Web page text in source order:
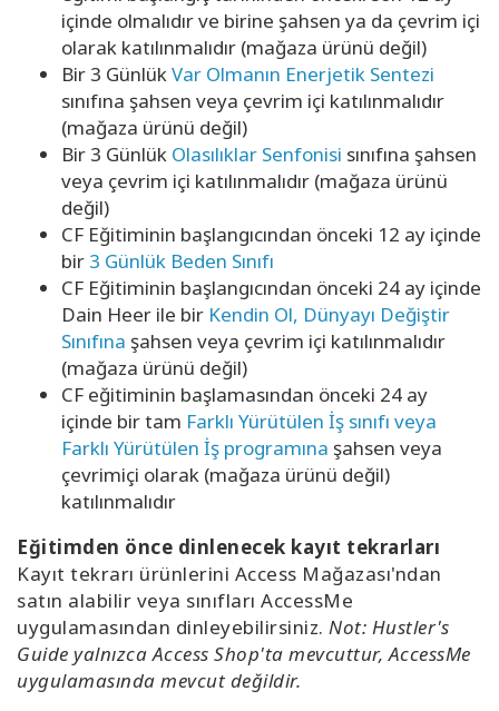
içinde olmalıdır ve birine şahsen ya da çevrim içi
olarak katılınmalıdır (mağaza ürünü değil)
Bir 3 GünlükVar Olmanın Enerjetik Sentezi
sınıfına şahsen veya çevrim içi katılınmalıdır
(mağaza ürünü değil)
Bir 3 Günlük Olasılıklar Senfonisi sınıfına şahsen
veya çevrim içi katılınmalıdır (mağaza ürünü
değil)
CF Eğitiminin başlangıcından önceki 12 ay içinde
bir 3 Günlük Beden Sınıfı
CF Eğitiminin başlangıcından önceki 24 ay içinde
Dain Heer ile bir Kendin Ol, Dünyayı Değiştir
Sınıfına şahsen veya çevrim içi katılınmalıdır
(mağaza ürünü değil)
CF eğitiminin başlamasından önceki 24 ay
içinde bir tam Farklı Yürütülen İş sınıfı veya
Farklı Yürütülen İş programına şahsen veya
çevrimiçi olarak (mağaza ürünü değil)
katılınmalıdır
Eğitimden önce dinlenecek kayıt tekrarları
Kayıt tekrarı ürünlerini Access Mağazası'ndan
satın alabilir veya sınıfları AccessMe
uygulamasından dinleyebilirsiniz. Not: Hustler's
Guide yalnızca Access Shop'ta mevcuttur, AccessMe
uygulamasında mevcut değildir.